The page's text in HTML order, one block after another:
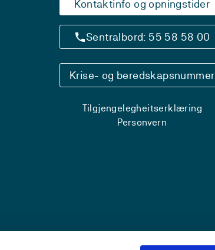
Kontaktinfo og opningstider
Sentralbord: 55 58 58 00
Krise- og beredskapsnummer
Tilgjengelegheitserklæring
Personvern